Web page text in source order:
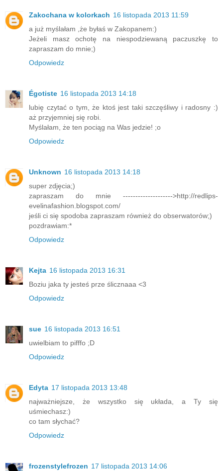
Zakochana w kolorkach 16 listopada 2013 11:59
a już myślałam ,że byłaś w Zakopanem:)
Jeżeli masz ochotę na niespodziewaną paczuszkę to
zapraszam do mnie;)
Odpowiedz
Égotiste 16 listopada 2013 14:18
lubię czytać o tym, że ktoś jest taki szczęśliwy i radosny :)
aż przyjemniej się robi.
Myślałam, że ten pociąg na Was jedzie! ;o
Odpowiedz
Unknown 16 listopada 2013 14:18
super zdjęcia;)
zapraszam do mnie -------------------->http://redlips-
evelinafashion.blogspot.com/
jeśli ci się spodoba zapraszam również do obserwatorów;)
pozdrawiam:*
Odpowiedz
Kejta 16 listopada 2013 16:31
Boziu jaka ty jesteś prze ślicznaaa <3
Odpowiedz
sue 16 listopada 2013 16:51
uwielbiam to pifffo ;D
Odpowiedz
Edyta 17 listopada 2013 13:48
najważniejsze, że wszystko się układa, a Ty się
uśmiechasz:)
co tam słychać?
Odpowiedz
frozenstylefrozen 17 listopada 2013 14:06